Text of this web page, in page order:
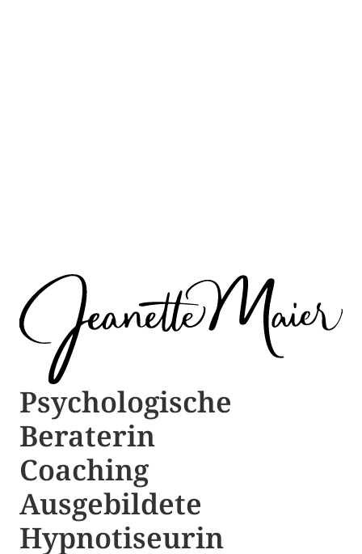
Psychologische ​​
Beraterin
Coaching
Ausgebildete​ ​
Hypnotiseurin